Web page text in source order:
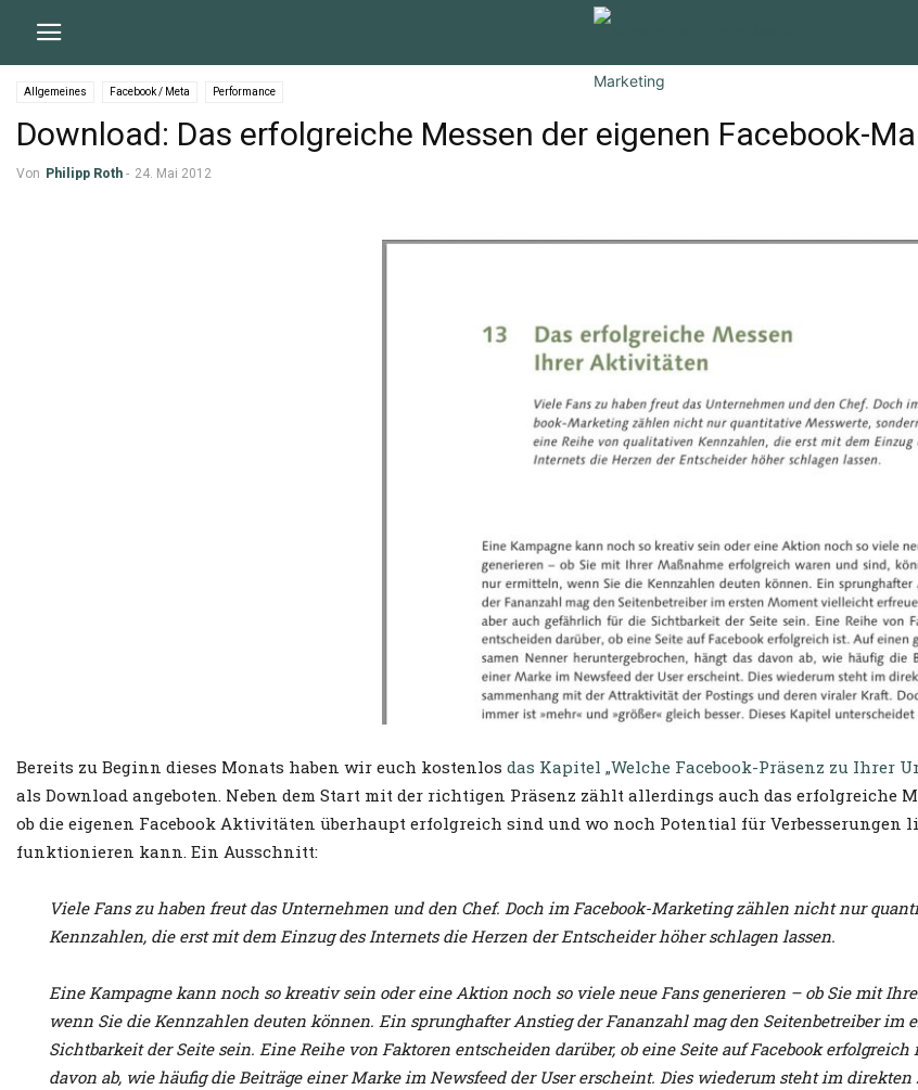
Allgemeines Facebook / Meta Performance
Download: Das erfolgreiche Messen der eigenen Facebook-
Von Philipp Roth - 24. Mai 2012
Bereits zu Beginn dieses Monats haben wir euch kostenlos das Kapitel „Welche Facebook-Präsenz zu Ihrer
als Download angeboten. Neben dem Start mit der richtigen Präsenz zählt allerdings auch das erfolgreiche
ob die eigenen Facebook Aktivitäten überhaupt erfolgreich sind und wo noch Potential für Verbesserungen
funktionieren kann. Ein Ausschnitt:
Viele Fans zu haben freut das Unternehmen und den Chef. Doch im Facebook-Marketing zählen nicht nur
Kennzahlen, die erst mit dem Einzug des Internets die Herzen der Entscheider höher schlagen lassen.
Eine Kampagne kann noch so kreativ sein oder eine Aktion noch so viele neue Fans generieren – ob Sie mit
wenn Sie die Kennzahlen deuten können. Ein sprunghafter Anstieg der Fananzahl mag den Seitenbetreiber
Sichtbarkeit der Seite sein. Eine Reihe von Faktoren entscheiden darüber, ob eine Seite auf Facebook
davon ab, wie häufig die Beiträge einer Marke im Newsfeed der User erscheint. Dies wiederum steht im